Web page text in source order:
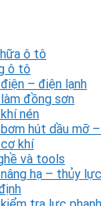
ô tô
ô tô
– điện lạnh
đồng sơn
nén
hút dầu mỡ
khí
và tools
hạ – thủy lực